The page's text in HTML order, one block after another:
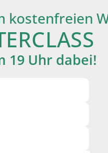
kostenfreien
19 Uhr dabei!